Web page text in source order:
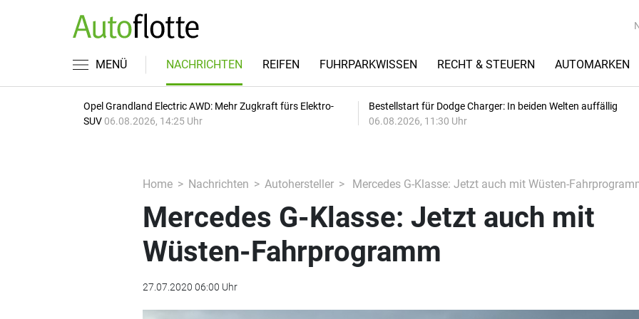
MENÜ NACHRICHTEN REIFEN FUHRPARKWISSEN RECHT & STEUERN AUTOMARKEN
Opel Grandland Electric AWD: Mehr Zugkraft fürs Elektro-
SUV 06.08.2026, 14:25 Uhr
Bestellstart für Dodge Charger: In beiden Welten auffällig
06.08.2026, 11:30 Uhr
Home Nachrichten Autohersteller Mercedes G-Klasse: Jetzt auch mit Wüsten-
Mercedes G-Klasse: Jetzt auch mit
Wüsten-Fahrprogramm
27.07.2020 06:00 Uhr